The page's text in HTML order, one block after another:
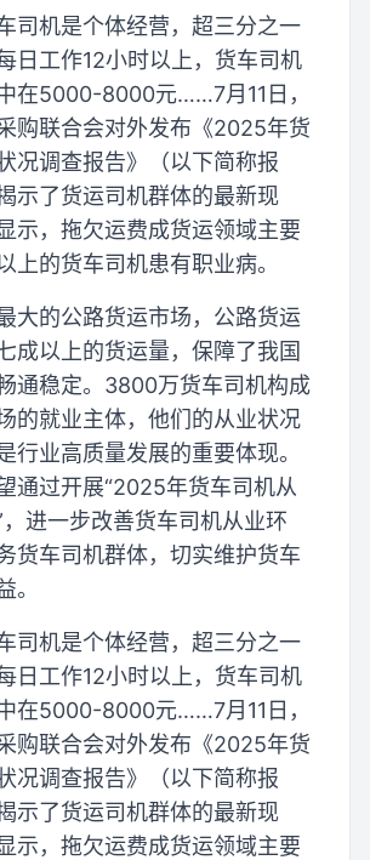
司机是个体经营，超三分之一
日工作12小时以上，货车司机
在5000-8000元……7月11日，
购联合会对外发布《2025年货
况调查报告》（以下简称报
示了货运司机群体的最新现
示，拖欠运费成货运领域主要
上的货车司机患有职业病。
大的公路货运市场，公路货运
成以上的货运量，保障了我国
通稳定。3800万货车司机构成
的就业主体，他们的从业状况
行业高质量发展的重要体现。
通过开展“2025年货车司机从
进一步改善货车司机从业环
货车司机群体，切实维护货车
。
司机是个体经营，超三分之一
日工作12小时以上，货车司机
在5000-8000元……7月11日，
购联合会对外发布《2025年货
况调查报告》（以下简称报
示了货运司机群体的最新现
示，拖欠运费成货运领域主要